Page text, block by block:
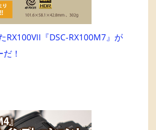
RX100VII『DSC-RX100M7』が
！